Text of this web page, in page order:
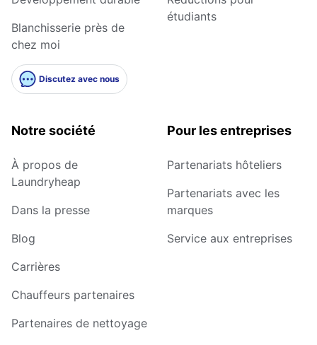
Blanchisserie près de
chez moi
Discutez avec nous
étudiants
Notre société
À propos de
Laundryheap
Dans la presse
Blog
Carrières
Chauffeurs partenaires
Partenaires de nettoyage
Pour les entreprises
Partenariats hôteliers
Partenariats avec les
marques
Service aux entreprises